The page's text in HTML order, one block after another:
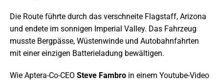
Die Route führte durch das verschneite Flagstaff, Arizona
und endete im sonnigen Imperial Valley. Das Fahrzeug
musste Bergpässe, Wüstenwinde und Autobahnfahrten
mit einer einzigen Batterieladung bewältigen.
Wie Aptera-Co-CEO Steve Fambro in einem Youtube-Video